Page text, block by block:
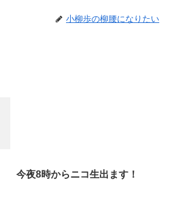
小柳歩の柳腰になりたい
今夜8時からニコ生出ます！